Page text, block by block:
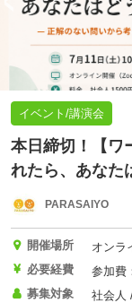
イベント/講演会
本日締切！【ワ
れたら、あなた
PARASAIYO
開催場所
オンラ
必要経費
参加費
募集対象
社会人